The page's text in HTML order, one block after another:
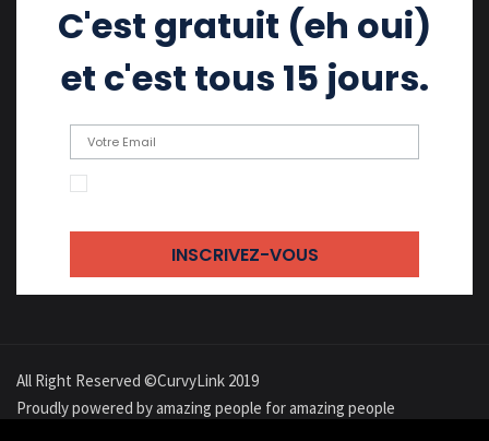
C'est gratuit (eh oui)
et c'est tous 15 jours.
All Right Reserved ©CurvyLink 2019
Proudly powered by amazing people for amazing people